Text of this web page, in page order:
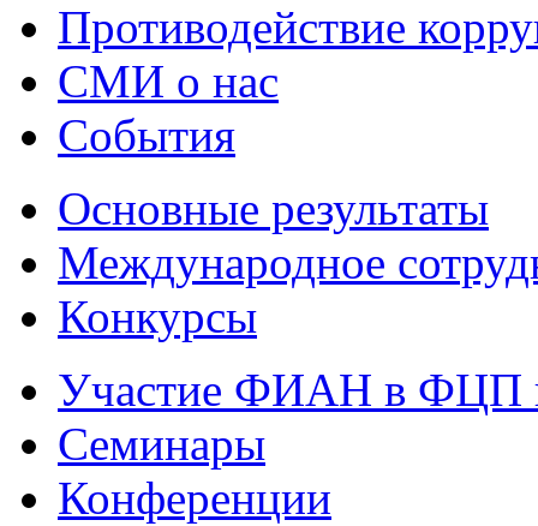
Противодействие
СМИ о нас
События
Основные результаты
Международное
Конкурсы
Участие ФИАН в ФЦП
Семинары
Конференции